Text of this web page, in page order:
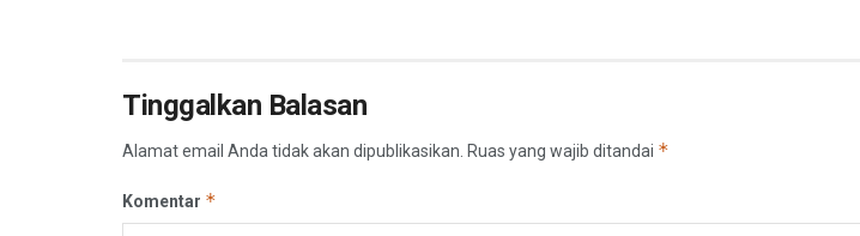
Tinggalkan Balasan
Alamat email Anda tidak akan dipublikasikan. Ruas yang wajib ditandai *
Komentar *